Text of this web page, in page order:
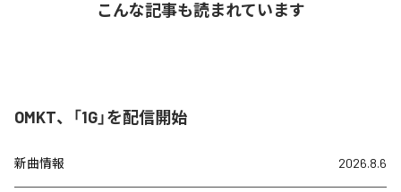
こんな記事も読まれています
OMKT、「1G」を配信開始
新曲情報 2026.8.6